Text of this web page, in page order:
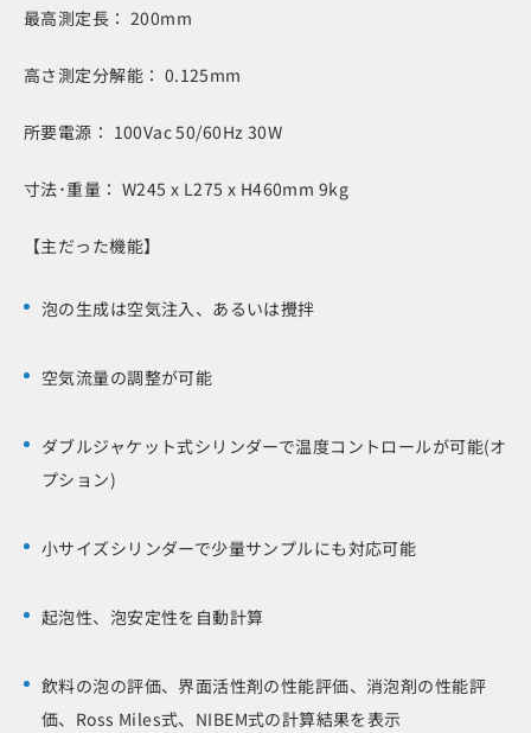
最高測定長： 200mm
高さ測定分解能： 0.125mm
所要電源： 100Vac 50/60Hz 30W
寸法･重量： W245 x L275 x H460mm 9kg
【主だった機能】
泡の生成は空気注入、あるいは攪拌
空気流量の調整が可能
ダブルジャケット式シリンダーで温度コントロールが可能(オ
プション)
小サイズシリンダーで少量サンプルにも対応可能
起泡性、泡安定性を自動計算
飲料の泡の評価、界面活性剤の性能評価、消泡剤の性能評
価、Ross Miles式、NIBEM式の計算結果を表示